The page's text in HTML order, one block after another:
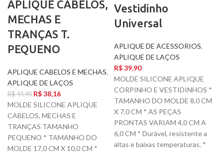
APLIQUE CABELOS,
MECHAS E
TRANÇAS T.
PEQUENO
APLIQUE CABELOS E MECHAS,
APLIQUE DE LAÇOS
R$44,90 R$38,16
MOLDE SILICONE APLIQUE
CABELOS, MECHAS E
TRANÇAS TAMANHO
PEQUENO * TAMANHO DO
MOLDE 17,0 CM X 10,0 CM *
Vestidinho
Universal
APLIQUE DE ACESSORIOS,
APLIQUE DE LAÇOS
R$39,90
MOLDE SILICONE APLIQUE
CORPINHO E VESTIDINHOS *
TAMANHO DO MOLDE 8,0 CM
X 7,0 CM * AS PEÇAS
PRONTAS VARIAM 4,0 CM A
6,0 CM * Durável, resistente a
altas e baixas temperaturas. *